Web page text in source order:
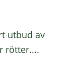
utbud av
rötter....